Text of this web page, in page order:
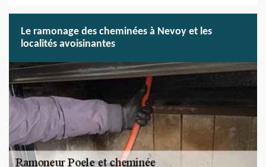
Le ramonage des cheminées à Nevoy et les
localités avoisinantes